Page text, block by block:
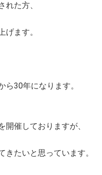
れた方、
げます。
ら30年になります。
開催しておりますが、
たいと思っています。